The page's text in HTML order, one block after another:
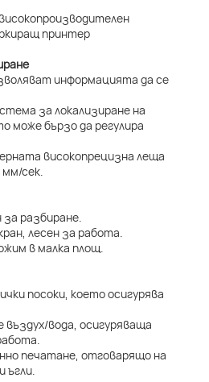
информацията да се
за локализиране на
може бързо да регулира
високопрецизна леща
сек.
за разбиране.
лесен за работа.
в малка площ.
посоки, което осигурява
вода, осигуряваща
печатане, отговарящо на
ъгли.